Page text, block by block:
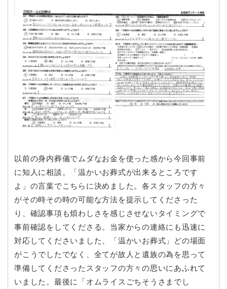
以前の身内葬儀でムダなお金を使った感から今回事前
に知人に相談。「温かいお葬式が出来るところです
よ」の言葉でこちらに決めました。各スタッフの方々
がその時その時の可能な方法を提示してくださった
り、確認事項も煩わしさを感じさせないタイミングで
事前確認をしてくださる。当家からの連絡にも迅速に
対応してくださいました、「温かいお葬式」どの場面
がこうでしたでなく、全てが故人と遺族の為を思って
準備してくださったスタッフの方々の思いにあふれて
いました。最後に「オムライスごちそうさまでし